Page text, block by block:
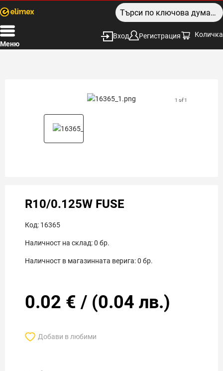
Меню
Вход Регистрация Количка
1 of 1
R10/0.125W FUSE
Код: 16365
Наличност на склад:0 бр.
Наличност в магазинната верига:0 бр.
0.02 € / (0.04 лв.)
Добави в любими